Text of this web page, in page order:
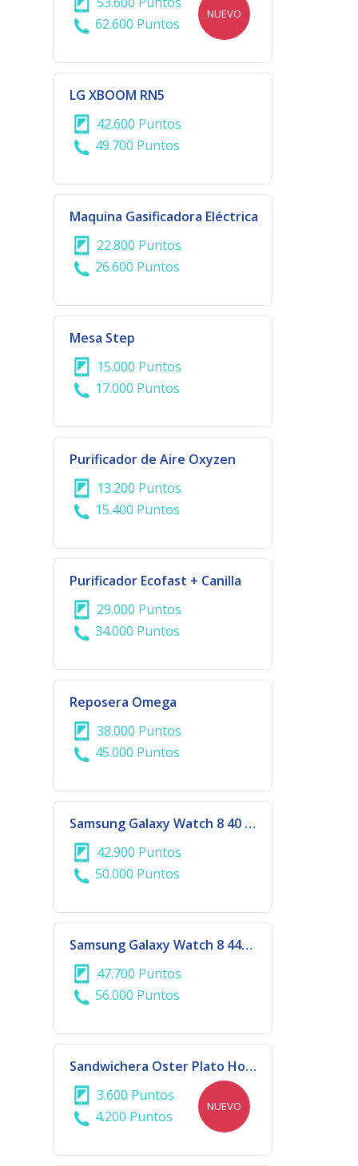
62.600 Puntos
NUEVO
LG XBOOM RN5
42.600 Puntos
49.700 Puntos
Maquina Gasificadora Eléctrica
22.800 Puntos
26.600 Puntos
Mesa Step
15.000 Puntos
17.000 Puntos
Purificador de Aire Oxyzen
13.200 Puntos
15.400 Puntos
Purificador Ecofast + Canilla
29.000 Puntos
34.000 Puntos
Reposera Omega
38.000 Puntos
45.000 Puntos
Samsung Galaxy Watch 8 40 mm Graphite
42.900 Puntos
50.000 Puntos
Samsung Galaxy Watch 8 44mm Silver
47.700 Puntos
56.000 Puntos
Sandwichera Oster Plato Hondo
3.600 Puntos
4.200 Puntos
NUEVO